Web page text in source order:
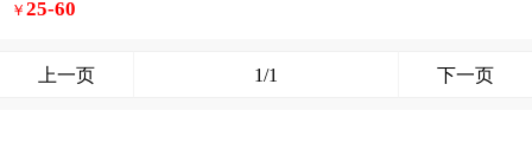
￥ 25-60
上一页 1/1 下一页